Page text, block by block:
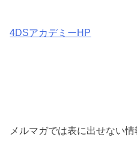
4DSアカデミーHP
メルマガでは表に出せない